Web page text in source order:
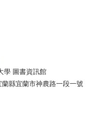
學 圖書資訊館
縣宜蘭市神農路一段一號